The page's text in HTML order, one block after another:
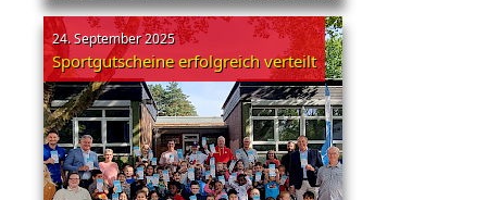
24. September 2025
Sportgutscheine erfolgreich verteilt